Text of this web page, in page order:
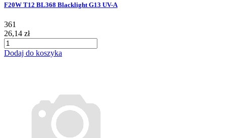
F20W T12 BL368 Blacklight G13 UV-A
361
26,14 zł
Dodaj do koszyka